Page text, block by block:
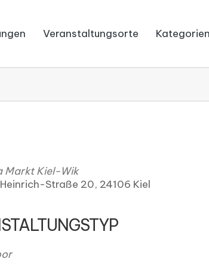
Veranstaltungsorte Kategorien
Markt Kiel-Wik
Straße 20, 24106 Kiel